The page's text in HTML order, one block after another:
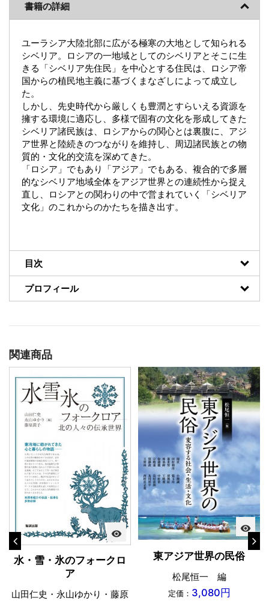
書籍の詳細
ユーラシア大陸北部に広がる極寒の大地として知られる
シベリア。ロシアの一地域としてのシベリアとそこに生
きる「シベリア先住民」を中心とする住民は、ロシア帝
国からの植民地主義に基づくまなざしによって成立し
た。
しかし、先史時代から厳しくも豊潤とすらいえる資源を
擁する環境に適応し、多様で固有の文化を形成してきた
シベリア諸民族は、ロシアからの関心とは裏腹に、アジ
ア世界と陸続きのつながりを維持し、周辺諸民族との物
質的・文化的交流を深めてきた。
「ロシア」でもあり「アジア」でもある、複合的で多層
的なシベリア地域全体をアジア世界との連続性から捉え
直し、ロシアとの関わりの中で営まれていく「シベリア
文化」のこれからのかたちを描き出す。
目次
プロフィール
関連商品
visibility
水・雪・氷のフォークロ
ア
山田仁史・永山ゆかり・藤原
visibility
東アジア世界の民俗
松尾恒一 編
定価： 3,080円